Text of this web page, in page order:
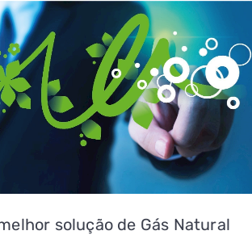
solução de Gás Natural